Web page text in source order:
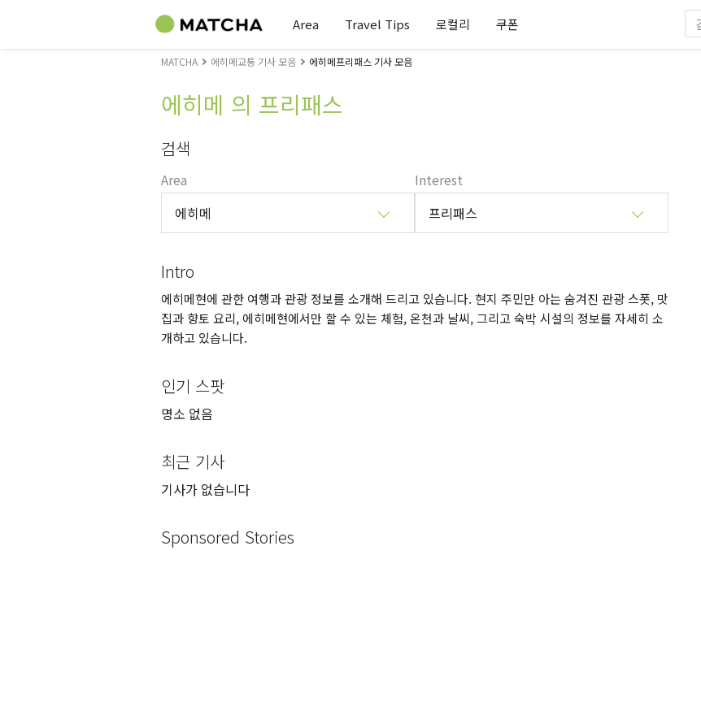
Area Travel Tips 로컬리 쿠폰
MATCHA 에히메교통 기사 모음 에히메프리패스 기사 모음
에히메 의 프리패스
검색
Area
에히메
Interest
프리패스
Intro
에히메현에 관한 여행과 관광 정보를 소개해 드리고 있습니다. 현지 주민만 아는 숨겨진 관광 스폿, 맛
집과 향토 요리, 에히메현에서만 할 수 있는 체험, 온천과 날씨, 그리고 숙박 시설의 정보를 자세히 소
개하고 있습니다.
인기 스팟
명소 없음
최근 기사
기사가 없습니다
Sponsored Stories